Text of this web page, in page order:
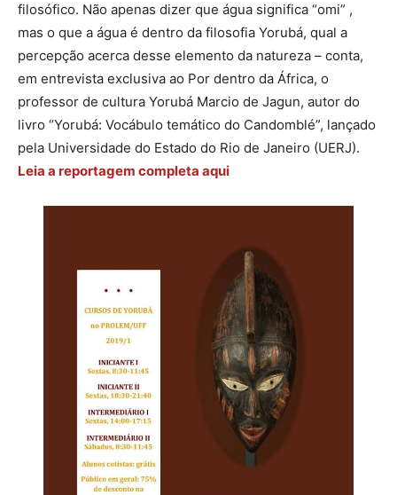
filosófico. Não apenas dizer que água significa “omi” ,
mas o que a água é dentro da filosofia Yorubá, qual a
percepção acerca desse elemento da natureza – conta,
em entrevista exclusiva ao Por dentro da África, o
professor de cultura Yorubá Marcio de Jagun, autor do
livro “Yorubá: Vocábulo temático do Candomblé”, lançado
pela Universidade do Estado do Rio de Janeiro (UERJ).
Leia a reportagem completa aqui